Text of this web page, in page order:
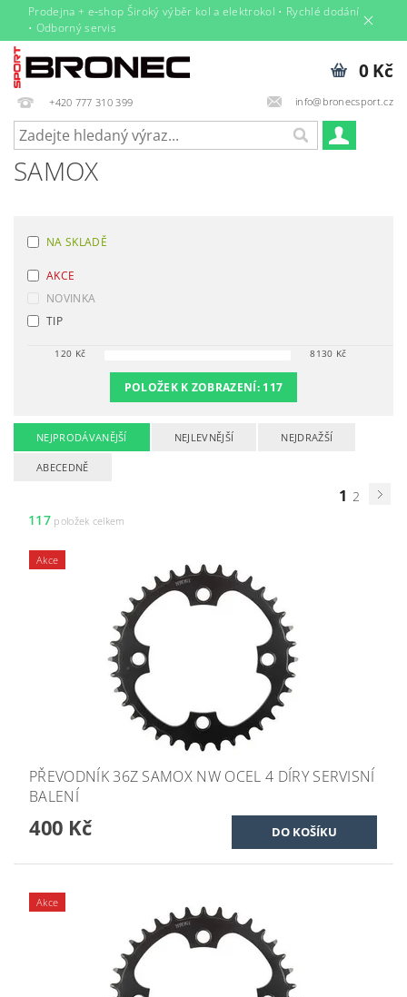
Prodejna + e‑shop Široký výběr kol a elektrokol • Rychlé dodání
• Odborný servis
+420 777 310 399 info@bronecsport.cz
0 Kč
SAMOX
NA SKLADĚ
AKCE
NOVINKA
TIP
120 Kč 8130 Kč
POLOŽEK K ZOBRAZENÍ: 117
NEJPRODÁVANĚJŠÍ NEJLEVNĚJŠÍ NEJDRAŽŠÍ
ABECEDNĚ
1 2
117položek celkem
Akce
PŘEVODNÍK 36Z SAMOX NW OCEL 4 DÍRY SERVISNÍ
BALENÍ
400 Kč
Akce